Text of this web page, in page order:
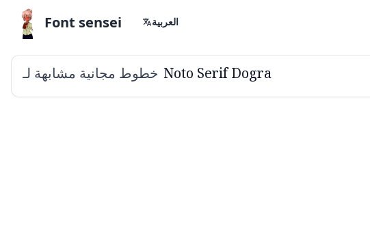
Font sensei العربية
خطوط مجانية مشابهة لـ Noto Serif Dogra